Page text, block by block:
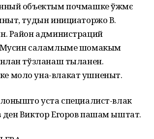
объектым почмашке ўжмє
тудын инициаторжо В.
Район администраций
саламлыме шомакым
тўзланаш тыланен.
моло уна-влакат ушненыт.
уста специалист-влак
Виктор Егоров пашам ыштат.